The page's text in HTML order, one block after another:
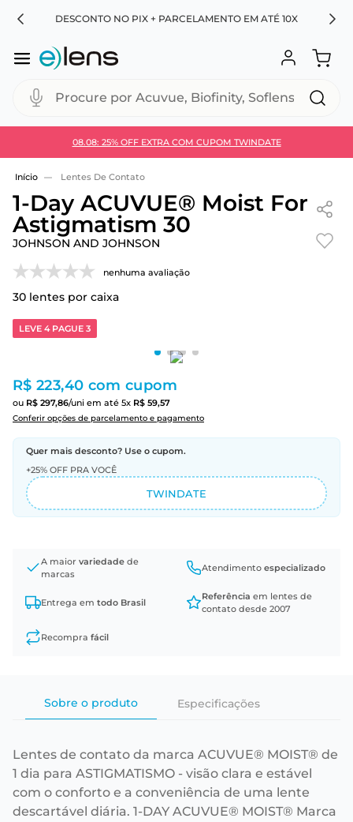
DESCONTO NO PIX + PARCELAMENTO EM ATÉ 10X
Procure por Acuvue, Biofinity, Soflens...
08.08: 25% OFF EXTRA COM CUPOM TWINDATE
Use 30HOJE e ganhe 30% OFF + economia extra no
Lentes De Contato
1-Day ACUVUE® Moist For
Astigmatism 30
JOHNSON AND JOHNSON
nenhuma avaliação
30 lentes por caixa
LEVE 4 PAGUE 3
R$ 223,40 com cupom
ou R$ 297,86/uni em até 5x R$ 59,57
Conferir opções de parcelamento e pagamento
Quer mais desconto? Use o cupom.
+25% OFF PRA VOCÊ
TWINDATE
A maior variedade de
marcas
Atendimento especializado
Entrega em todo Brasil
Referência em lentes de
contato desde 2007
Recompra fácil
Sobre o produto Especificações
Lentes de contato da marca ACUVUE® MOIST® de
1 dia para ASTIGMATISMO - visão clara e estável
com o conforto e a conveniência de uma lente
descartável diária. 1-DAY ACUVUE® MOIST® Marca